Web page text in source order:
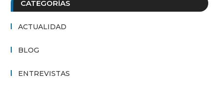
CATEGORÍAS
ACTUALIDAD
BLOG
ENTREVISTAS